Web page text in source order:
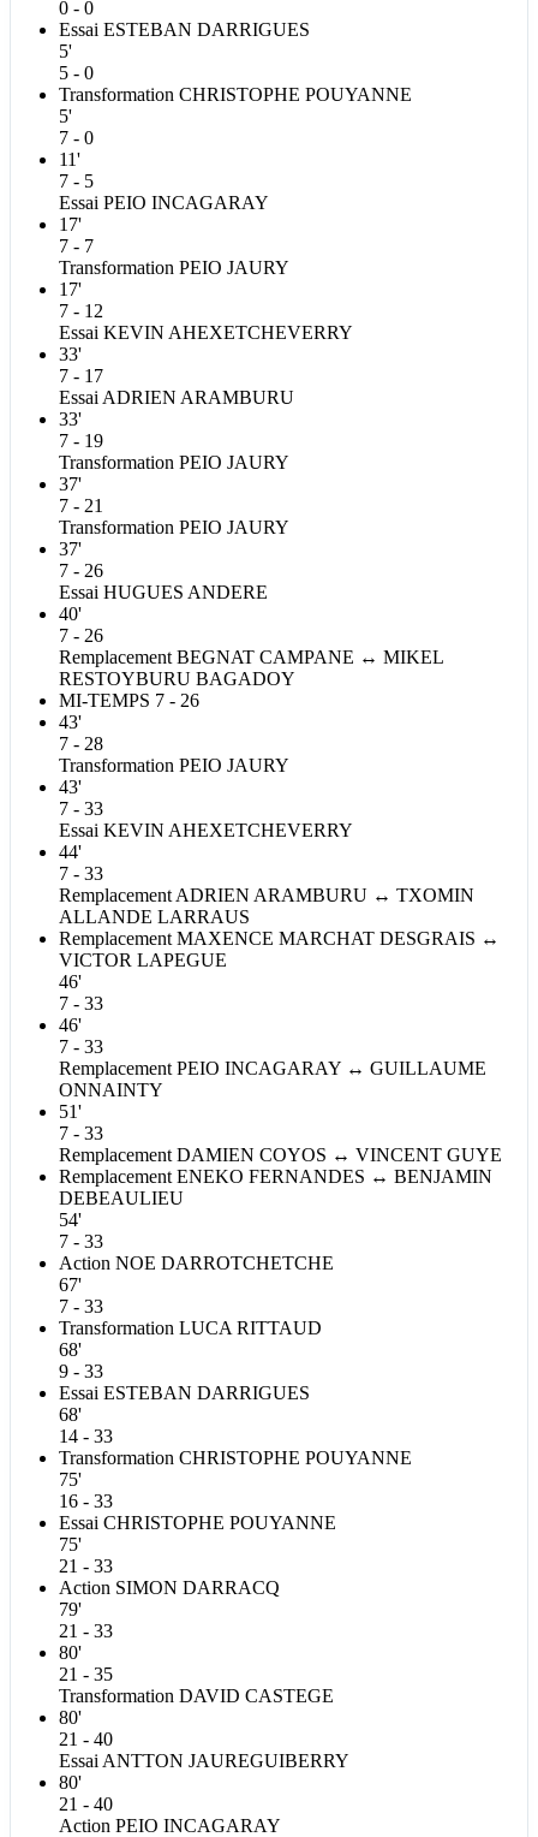
0 - 0
Essai ESTEBAN DARRIGUES
5'
5 - 0
Transformation CHRISTOPHE POUYANNE
5'
7 - 0
11'
7 - 5
Essai PEIO INCAGARAY
17'
7 - 7
Transformation PEIO JAURY
17'
7 - 12
Essai KEVIN AHEXETCHEVERRY
33'
7 - 17
Essai ADRIEN ARAMBURU
33'
7 - 19
Transformation PEIO JAURY
37'
7 - 21
Transformation PEIO JAURY
37'
7 - 26
Essai HUGUES ANDERE
40'
7 - 26
Remplacement BEGNAT CAMPANE ↔ MIKEL
RESTOYBURU BAGADOY
MI-TEMPS 7 - 26
43'
7 - 28
Transformation PEIO JAURY
43'
7 - 33
Essai KEVIN AHEXETCHEVERRY
44'
7 - 33
Remplacement ADRIEN ARAMBURU ↔ TXOMIN
ALLANDE LARRAUS
Remplacement MAXENCE MARCHAT DESGRAIS ↔
VICTOR LAPEGUE
46'
7 - 33
46'
7 - 33
Remplacement PEIO INCAGARAY ↔ GUILLAUME
ONNAINTY
51'
7 - 33
Remplacement DAMIEN COYOS ↔ VINCENT GUYE
Remplacement ENEKO FERNANDES ↔ BENJAMIN
DEBEAULIEU
54'
7 - 33
Action NOE DARROTCHETCHE
67'
7 - 33
Transformation LUCA RITTAUD
68'
9 - 33
Essai ESTEBAN DARRIGUES
68'
14 - 33
Transformation CHRISTOPHE POUYANNE
75'
16 - 33
Essai CHRISTOPHE POUYANNE
75'
21 - 33
Action SIMON DARRACQ
79'
21 - 33
80'
21 - 35
Transformation DAVID CASTEGE
80'
21 - 40
Essai ANTTON JAUREGUIBERRY
80'
21 - 40
Action PEIO INCAGARAY